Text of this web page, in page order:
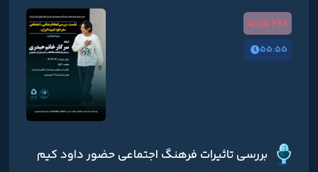
678 بازدید
55:55
بررسی تاثیرات فرهنگ اجتماعی حضور داود کیم